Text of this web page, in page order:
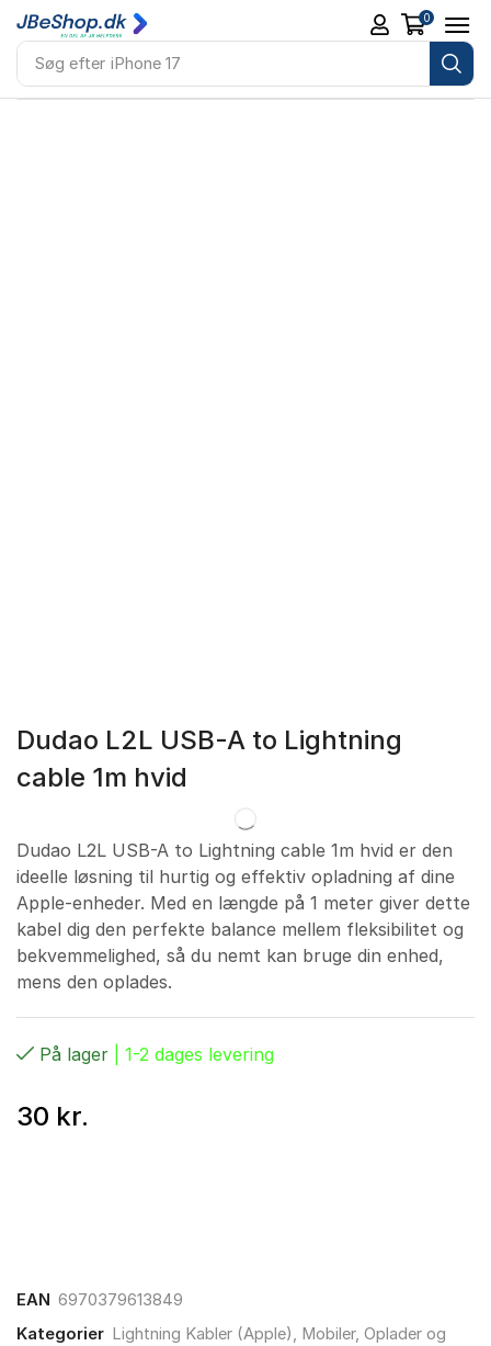
Søg efter iPhone 17
0
Dudao L2L USB-A to Lightning
cable 1m hvid
Dudao L2L USB-A to Lightning cable 1m hvid er den
ideelle løsning til hurtig og effektiv opladning af dine
Apple-enheder. Med en længde på 1 meter giver dette
kabel dig den perfekte balance mellem fleksibilitet og
bekvemmelighed, så du nemt kan bruge din enhed,
mens den oplades.
På lager | 1-2 dages levering
30 kr.
EAN 6970379613849
Kategorier Lightning Kabler (Apple), Mobiler, Oplader og